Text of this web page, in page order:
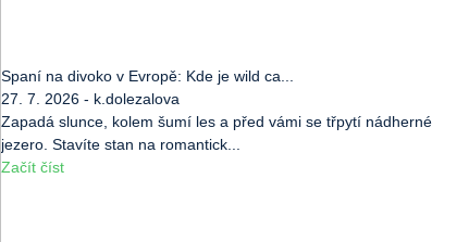
Spaní na divoko v Evropě: Kde je wild ca...
27. 7. 2026 - k.dolezalova
Zapadá slunce, kolem šumí les a před vámi se třpytí nádherné
jezero. Stavíte stan na romantick...
Začít číst